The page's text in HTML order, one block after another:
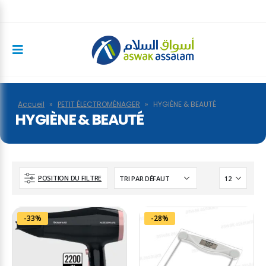
Accueil » PETIT ÉLECTROMÉNAGER » HYGIÈNE & BEAUTÉ
HYGIÈNE & BEAUTÉ
POSITION DU FILTRE
-33% -28%